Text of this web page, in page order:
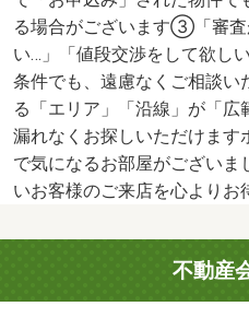
る場合がございます③「審
い…」「値段交渉をして欲し
条件でも、遠慮なくご相談
る「エリア」「沿線」が「
漏れなくお探しいただけます
で気になるお部屋がございま
いお客様のご来店を心よりお
不動産